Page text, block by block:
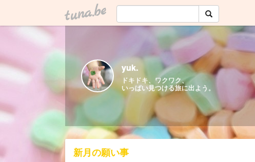
tuna.be
yuk.
ドキドキ、ワクワク、
いっぱい見つける旅に出よう。
新月の願い事